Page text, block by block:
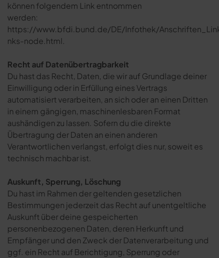
können folgendem Link entnommen
werden:
https://www.bfdi.bund.de/DE/Infothek/
nks-node.html.
Recht auf Datenübertragbarkeit
Du hast das Recht, Daten, die wir auf Grundlage deiner
Einwilligung oder in Erfüllung eines Vertrags
automatisiert verarbeiten, an sich oder an einen Dritten
in einem gängigen, maschinenlesbaren Format
aushändigen zu lassen. Sofern du die direkte
Übertragung der Daten an einen anderen
Verantwortlichen verlangst, erfolgt dies nur, soweit es
technisch machbar ist.
Auskunft, Sperrung, Löschung
Du hast im Rahmen der geltenden gesetzlichen
Bestimmungen jederzeit das Recht auf unentgeltliche
Auskunft über deine gespeicherten
personenbezogenen Daten, deren Herkunft und
Empfänger und den Zweck der Datenverarbeitung und
ggf. ein Recht auf Berichtigung, Sperrung oder